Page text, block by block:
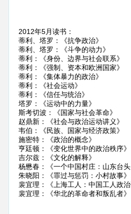
2012年5月读书：
蒂利、塔罗：《抗争政治》
蒂利、塔罗：《斗争的动力》
蒂利：《身份、边界与社会联系》
蒂利：《强制、资本和欧洲国家》
蒂利：《集体暴力的政治》
蒂利：《社会运动》
蒂利：《信任与统治》
塔罗：《运动中的力量》
斯考切波：《国家与社会革命》
赵鼎新：《社会与政治运动讲义》
韦伯：《民族、国家与经济政策》
施密特：《政治的概念》
亨廷顿：《变化世界中的政治秩序》
吉尔兹：《文化的解释》
杨懋春：《一个中国村庄：山东台
朱晓阳：《罪过与惩罚：小村故事》
裴宜理：《上海工人：中国工人政
裴宜理：《华北的革命者和叛乱者》